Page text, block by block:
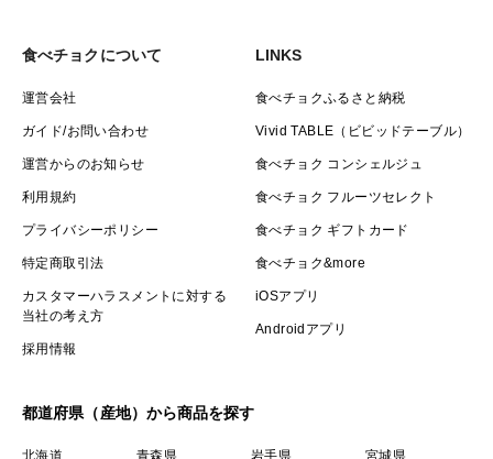
食べチョクについて
運営会社
ガイド/お問い合わせ
運営からのお知らせ
利用規約
プライバシーポリシー
特定商取引法
カスタマーハラスメントに対する
当社の考え方
採用情報
LINKS
食べチョクふるさと納税
Vivid TABLE（ビビッドテーブル）
食べチョク コンシェルジュ
食べチョク フルーツセレクト
食べチョク ギフトカード
食べチョク&more
iOSアプリ
Androidアプリ
都道府県（産地）から商品を探す
北海道 青森県 岩手県
宮城県